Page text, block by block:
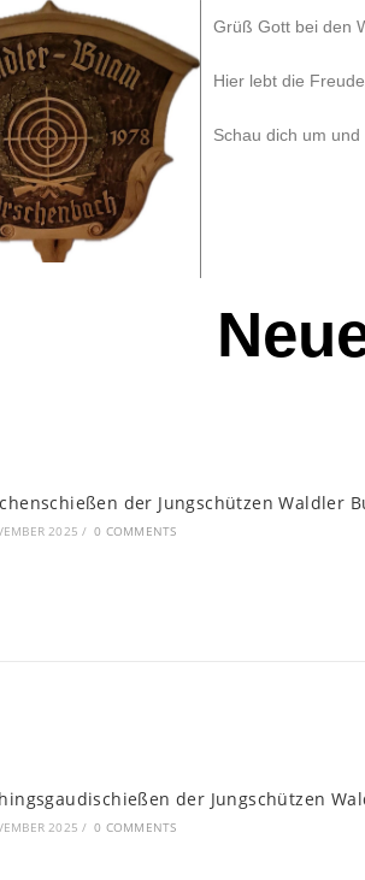
Grüß Gott bei den
Hier lebt die
Schau dich um
der Jungschützen Waldler
2025 / 0 COMMENTS
der Jungschützen
2025 / 0 COMMENTS